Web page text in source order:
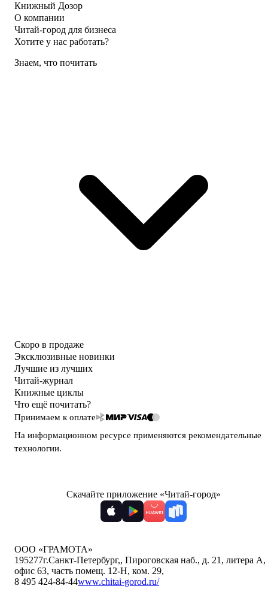
Книжный Дозор
О компании
Читай-город для бизнеса
Хотите у нас работать?
Знаем, что почитать
Скоро в продаже
Эксклюзивные новинки
Лучшие из лучших
Читай-журнал
Книжные циклы
Что ещё почитать?
Принимаем к оплате
На информационном ресурсе применяются рекомендательные
технологии.
Скачайте приложение «Читай-город»
ООО «ГРАМОТА»
195277г.Санкт-Петербург,, Пироговская наб., д. 21, литера А,
офис 63, часть помещ. 12-Н, ком. 29,
8 495 424-84-44www.chitai-gorod.ru/